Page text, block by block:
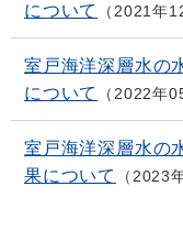
について
2021年
室戸海洋深層水の
について
2022年
室戸海洋深層水の
果について
2023